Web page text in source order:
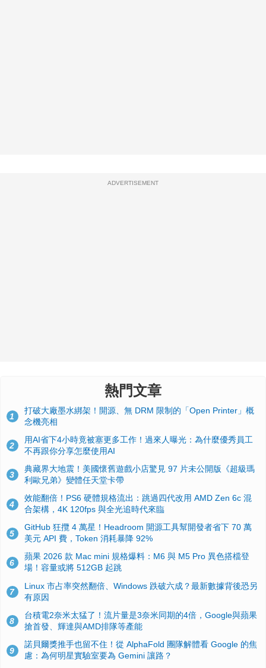
ADVERTISEMENT
熱門文章
1
打破大廠墨水綁架！開源、無 DRM 限制的「Open Printer」概
念機亮相
2
用AI省下4小時竟被塞更多工作！過來人曝光：為什麼優秀員工
不再跟你分享怎麼使用AI
3
典藏界大地震！美國懷舊遊戲小店驚見 97 片未公開版《超級瑪
利歐兄弟》變體任天堂卡帶
4
效能翻倍！PS6 硬體規格流出：跳過四代改用 AMD Zen 6c 混
合架構，4K 120fps 與全光追時代來臨
5
GitHub 狂攬 4 萬星！Headroom 開源工具幫開發者省下 70 萬
美元 API 費，Token 消耗暴降 92%
6
蘋果 2026 款 Mac mini 規格爆料：M6 與 M5 Pro 異色搭檔登
場！容量或將 512GB 起跳
7
Linux 市占率突然翻倍、Windows 跌破六成？最新數據背後恐另
有原因
8
台積電2奈米太猛了！流片量是3奈米同期的4倍，Google與蘋果
搶首發、輝達與AMD排隊等產能
9
諾貝爾獎推手也留不住！從 AlphaFold 團隊解體看 Google 的焦
慮：為何明星實驗室要為 Gemini 讓路？